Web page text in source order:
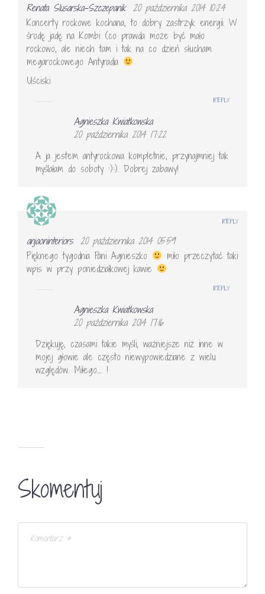
Renata Slusarska-Szczepanik 20 października 2014 10:24
Koncerty rockowe kochana, to dobry zastrzyk energii. W
środę jadę na Kombi (co prawda może być mało
rockowo, ale niech tam i tak na co dzień słucham
megarockowego Antyradia
Uściski
Agnieszka Kwiatkowska
20 października 2014 17:22
A ja jestem antyrockowa kompletnie, przynajmniej tak
myślałam do soboty :):). Dobrej zabawy!
REPLY
anjaoninteriors 20 października 2014 05:59
Pięknego tygodnia Pani Agnieszko
miło przeczytać taki
wpis w przy poniedziałkowej kawie
REPLY
Agnieszka Kwiatkowska
20 października 2014 17:16
Dziękuję, czasami takie myśli, ważniejsze niż inne w
mojej głowie ale często niewypowiedziane z wielu
względów. Miłego…. !
REPLY
Skomentuj